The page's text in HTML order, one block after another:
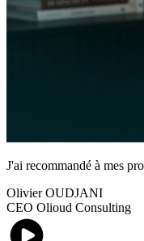
J'ai recommandé à mes
Olivier OUDJANI
CEO Olioud Consulting